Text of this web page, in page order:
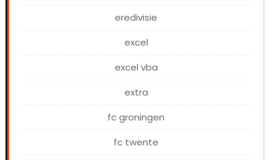
eredivisie
excel
excel vba
extra
fc groningen
fc twente